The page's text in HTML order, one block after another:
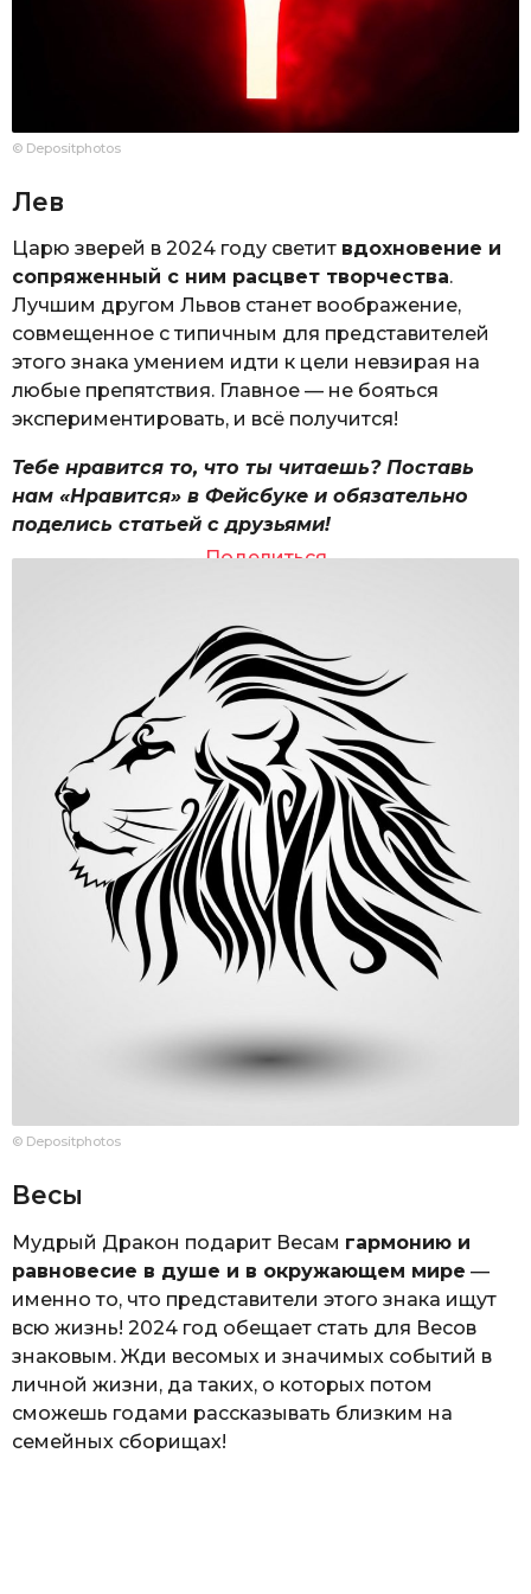
© Depositphotos
Лев
Царю зверей в 2024 году светит вдохновение и
сопряженный с ним расцвет творчества.
Лучшим другом Львов станет воображение,
совмещенное с типичным для представителей
этого знака умением идти к цели невзирая на
любые препятствия. Главное — не бояться
экспериментировать, и всё получится!
Тебе нравится то, что ты читаешь? Поставь
нам «Нравится» в Фейсбуке и обязательно
поделись статьей с друзьями!
Поделиться
© Depositphotos
Весы
Мудрый Дракон подарит Весам гармонию и
равновесие в душе и в окружающем мире —
именно то, что представители этого знака ищут
всю жизнь! 2024 год обещает стать для Весов
знаковым. Жди весомых и значимых событий в
личной жизни, да таких, о которых потом
сможешь годами рассказывать близким на
семейных сборищах!